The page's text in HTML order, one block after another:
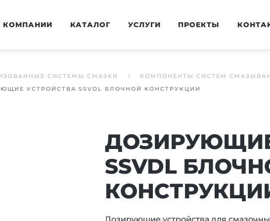
КОМПАНИИ КАТАЛОГ УСЛУГИ ПРОЕКТЫ
СИСТЕМЫ СМАЗКИ КОМПОНЕНТЫ СИСТЕМ
УСТРОЙСТВА SSVDL БЛОЧНОЙ КОНСТРУКЦИИ
SSVDL